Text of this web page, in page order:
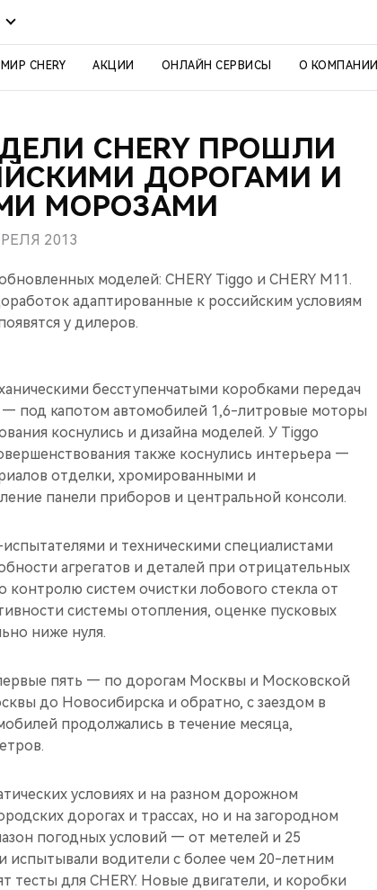
МИР CHERY АКЦИИ ОНЛАЙН СЕРВИСЫ О КОМПАНИИ
CHERY ПРОШЛИ
ДОРОГАМИ И
МОРОЗАМИ
2013
моделей: CHERY Tiggo и CHERY М11.
адаптированные к российским условиям
у дилеров.
бесступенчатыми коробками передач
под капотом автомобилей 1,6-литровые моторы
коснулись и дизайна моделей. У Tiggo
также коснулись интерьера —
отделки, хромированными и
панели приборов и центральной консоли.
и техническими специалистами
агрегатов и деталей при отрицательных
систем очистки лобового стекла от
системы отопления, оценке пусковых
ниже нуля.
пять — по дорогам Москвы и Московской
до Новосибирска и обратно, с заездом в
продолжались в течение месяца,
условиях и на разном дорожном
дорогах и трассах, но и на загородном
погодных условий — от метелей и 25
испытывали водители с более чем 20-летним
для CHERY. Новые двигатели, и коробки